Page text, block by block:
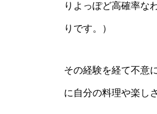
りよっぽど高確率な
りです。）
その経験を経て不意
に自分の料理や楽し